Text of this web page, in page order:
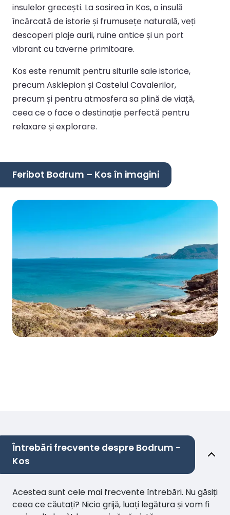
insulelor grecești. La sosirea în Kos, o insulă
încărcată de istorie și frumusețe naturală, veți
descoperi plaje aurii, ruine antice și un port
vibrant cu taverne primitoare.
Kos este renumit pentru siturile sale istorice,
precum Asklepion și Castelul Cavalerilor,
precum și pentru atmosfera sa plină de viață,
ceea ce o face o destinație perfectă pentru
relaxare și explorare.
Feribot Bodrum – Kos în imagini
Întrebări frecvente despre Bodrum -
Kos
Acestea sunt cele mai frecvente întrebări. Nu găsiți
ceea ce căutați? Nicio grijă, luați legătura și vom fi